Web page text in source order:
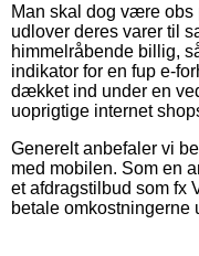
Man skal dog være obs
udlover deres varer til
himmelråbende billig,
indikator for en fup e-
dækket ind under en
uoprigtige internet
Generelt anbefaler vi
med mobilen. Som en
et afdragstilbud som fx
betale omkostningerne